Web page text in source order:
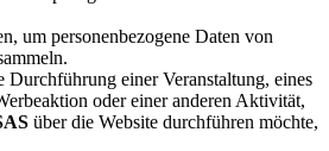
um personenbezogene Daten von
Durchführung einer Veranstaltung, eines
oder einer anderen Aktivität,
über die Website durchführen möchte,